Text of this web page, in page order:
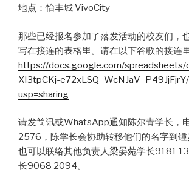
地点：怡丰城 VivoCity
那些已经报名参加了落发活动的校友们，
写在接连的表格里。请在以下谷歌的接连
https://docs.google.com/spreadsheets/
XI3tpCKj-
usp=sharing
请发简讯或WhatsApp通知陈尔青学长，
2576，陈学长会协助转移他们的名字到锺
也可以联络其他负责人梁晏菀学长9181
长9068 2094。